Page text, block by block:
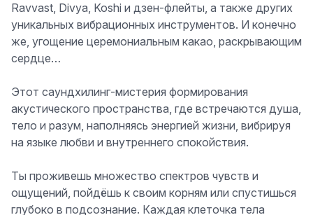
Ravvast, Divya, Koshi и дзен-флейты, а также других
уникальных вибрационных инструментов. И конечно
же, угощение церемониальным какао, раскрывающим
сердце…
Этот саундхилинг-мистерия формирования
акустического пространства, где встречаются душа,
тело и разум, наполняясь энергией жизни, вибрируя
на языке любви и внутреннего спокойствия.
Ты проживешь множество спектров чувств и
ощущений, пойдёшь к своим корням или спустишься
глубоко в подсознание. Каждая клеточка тела